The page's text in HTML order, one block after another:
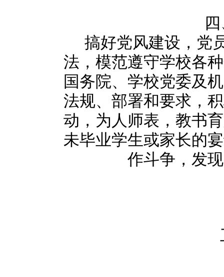
搞好党风建设，党
法，模范遵守学校各
国务院、学校党委及
法规、部署和要求，
动，为人师表，教书
未毕业学生或家长的
作斗争，发